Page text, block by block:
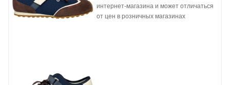
интернет-магазина и может отличаться
от цен в розничных магазинах